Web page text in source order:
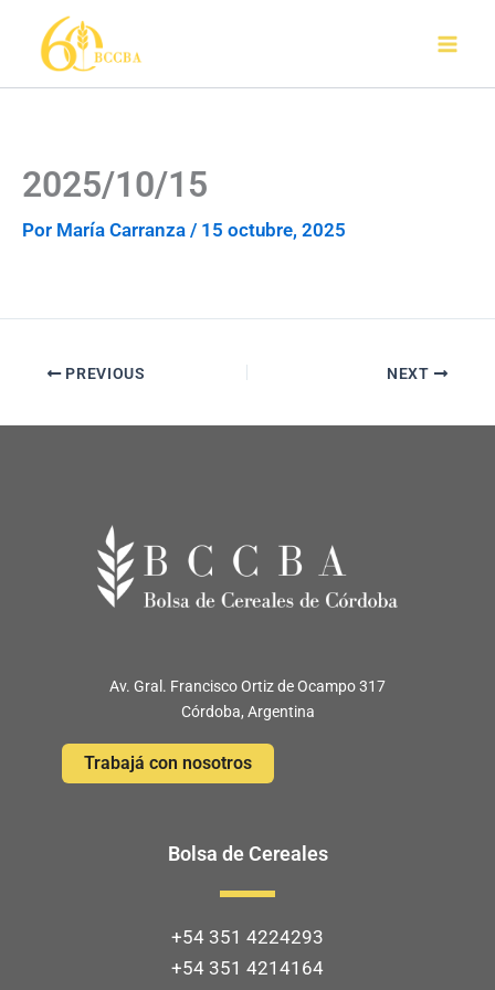
contenido
2025/10/15
Por María Carranza / 15 octubre, 2025
PREVIOUS NEXT
Av. Gral. Francisco Ortiz de Ocampo 317
Córdoba, Argentina
Trabajá con nosotros
Bolsa de Cereales
+54 351 4224293
+54 351 4214164